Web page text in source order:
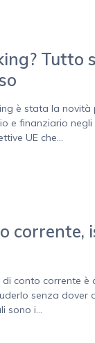
Tutto
è stata la novità
e finanziario negli
UE che...
corrente,
conto corrente è
senza dover
sono i...